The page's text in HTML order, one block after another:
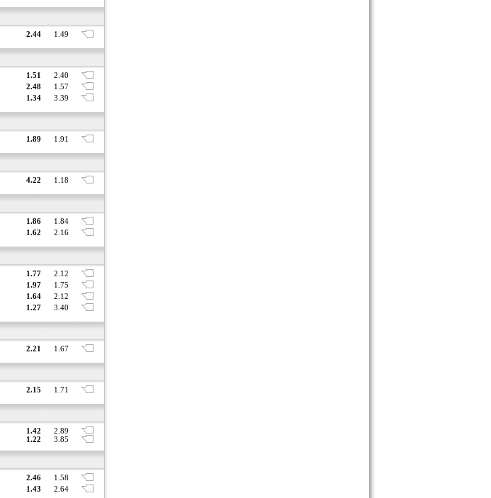
2.44 1.49
1.51 2.40
2.48 1.57
1.34 3.39
1.89 1.91
4.22 1.18
1.86 1.84
1.62 2.16
1.77 2.12
1.97 1.75
1.64 2.12
1.27 3.40
2.21 1.67
2.15 1.71
1.42 2.89
1.22 3.85
2.46 1.58
1.43 2.64